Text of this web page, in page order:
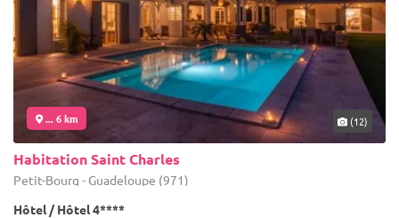
... 6 km (12)
Habitation Saint Charles
Petit-Bourg - Guadeloupe (971)
Hôtel / Hôtel 4****